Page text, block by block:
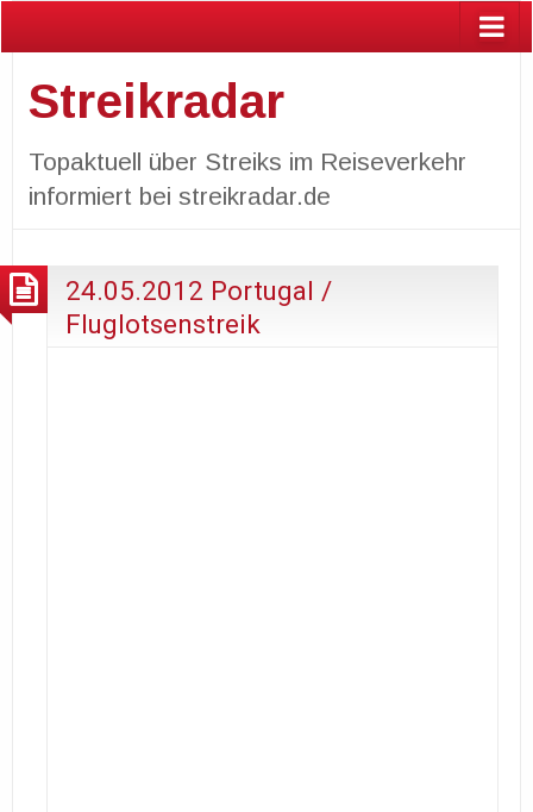
Streikradar
Topaktuell über Streiks im Reiseverkehr
informiert bei streikradar.de
24.05.2012 Portugal /
Fluglotsenstreik